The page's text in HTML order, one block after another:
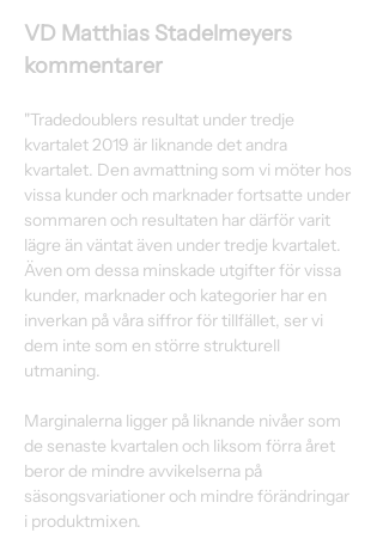
VD Matthias Stadelmeyers
kommentarer
"Tradedoublers resultat under tredje
kvartalet 2019 är liknande det andra
kvartalet. Den avmattning som vi möter hos
vissa kunder och marknader fortsatte under
sommaren och resultaten har därför varit
lägre än väntat även under tredje kvartalet.
Även om dessa minskade utgifter för vissa
kunder, marknader och kategorier har en
inverkan på våra siffror för tillfället, ser vi
dem inte som en större strukturell
utmaning.
Marginalerna ligger på liknande nivåer som
de senaste kvartalen och liksom förra året
beror de mindre avvikelserna på
säsongsvariationer och mindre förändringar
i produktmixen.